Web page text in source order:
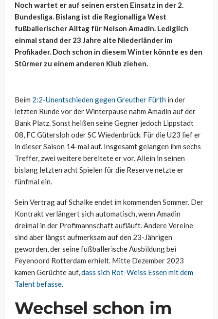
Noch wartet er auf seinen ersten Einsatz in der 2.
Bundesliga. Bislang ist die Regionalliga West
fußballerischer Alltag für Nelson Amadin. Lediglich
einmal stand der 23 Jahre alte Niederländer im
Profikader. Doch schon in diesem Winter könnte es den
Stürmer zu einem anderen Klub ziehen.
Beim 2:2-Unentschieden gegen Greuther Fürth in der
letzten Runde vor der Winterpause nahm Amadin auf der
Bank Platz. Sonst heißen seine Gegner jedoch Lippstadt
08, FC Gütersloh oder SC Wiedenbrück. Für die U23 lief er
in dieser Saison 14-mal auf. Insgesamt gelangen ihm sechs
Treffer, zwei weitere bereitete er vor. Allein in seinen
bislang letzten acht Spielen für die Reserve netzte er
fünfmal ein.
Sein Vertrag auf Schalke endet im kommenden Sommer. Der
Kontrakt verlängert sich automatisch, wenn Amadin
dreimal in der Profimannschaft aufläuft. Andere Vereine
sind aber längst aufmerksam auf den 23-Jährigen
geworden, der seine fußballerische Ausbildung bei
Feyenoord Rotterdam erhielt. Mitte Dezember 2023
kamen Gerüchte auf,dass sich Rot-Weiss Essen mit dem
Talent befasse.
Wechsel schon im